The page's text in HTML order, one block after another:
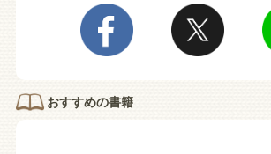
おすすめの書籍